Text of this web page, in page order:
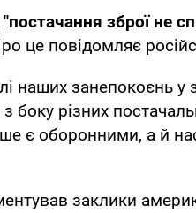
"постачання зброї не
це повідомляє
наших занепокоєнь у
з боку різних
є оборонними, а й
заклики